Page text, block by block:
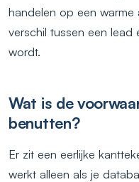
handelen op een
verschil tussen een
wordt.
Wat is de
benutten?
Er zit een eerlijke
werkt alleen als je